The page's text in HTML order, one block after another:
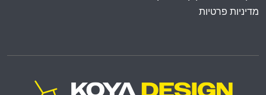
מדיניות פרטיות